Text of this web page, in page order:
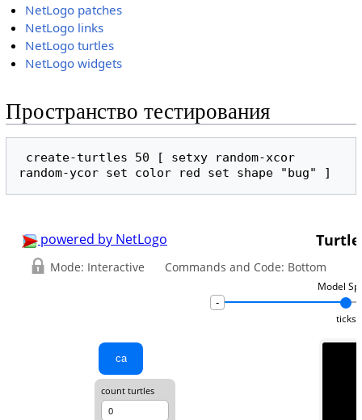
NetLogo patches
NetLogo links
NetLogo turtles
NetLogo widgets
Пространство тестирования